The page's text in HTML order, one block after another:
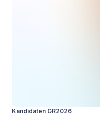
Kandidaten GR2026